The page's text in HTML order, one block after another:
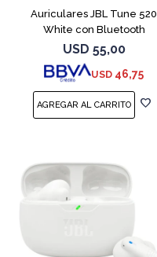
Auriculares JBL Tune 520
White con Bluetooth
USD 55,00
USD 46,75